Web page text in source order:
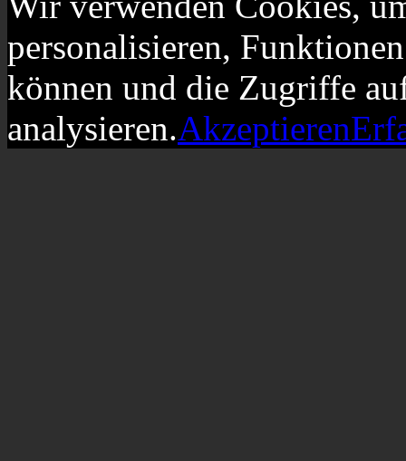
personalisieren,
können und die Zugriffe
analysieren.Akzeptieren